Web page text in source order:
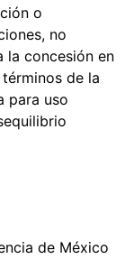
o
no
la concesión en
de la
para uso
de México